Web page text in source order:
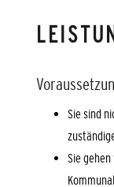
Sie sind
Sie